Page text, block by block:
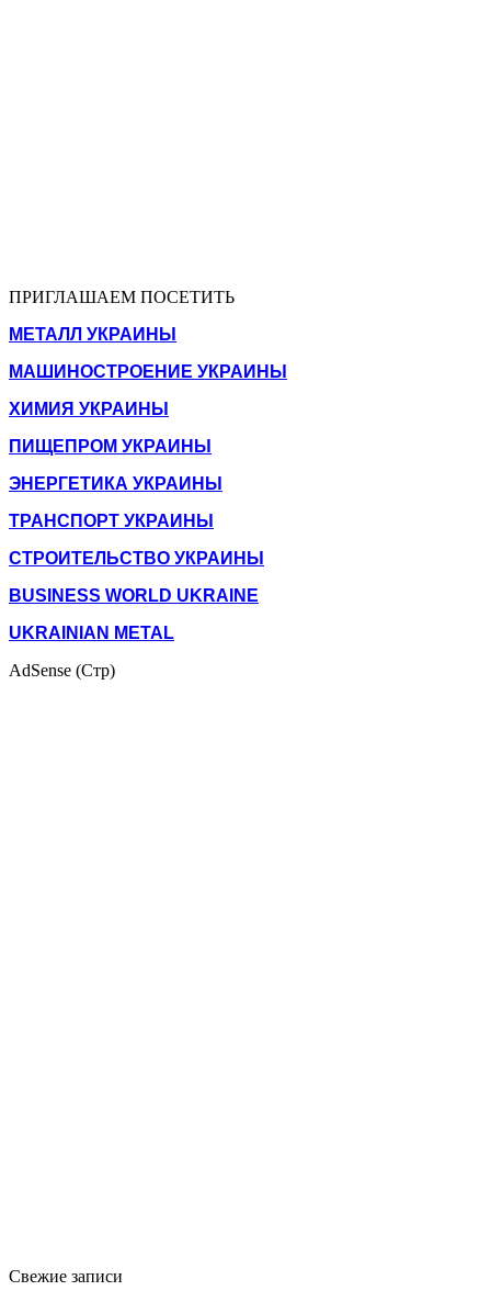
ПРИГЛАШАЕМ ПОСЕТИТЬ
МЕТАЛЛ УКРАИНЫ
МАШИНОСТРОЕНИЕ УКРАИНЫ
ХИМИЯ УКРАИНЫ
ПИЩЕПРОМ УКРАИНЫ
ЭНЕРГЕТИКА УКРАИНЫ
ТРАНСПОРТ УКРАИНЫ
СТРОИТЕЛЬСТВО УКРАИНЫ
BUSINESS WORLD UKRAINE
UKRAINIAN METAL
AdSense (Стр)
Свежие записи